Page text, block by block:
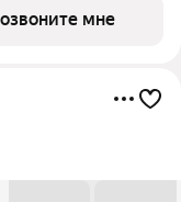
ЖK «Гoродcкие
мне